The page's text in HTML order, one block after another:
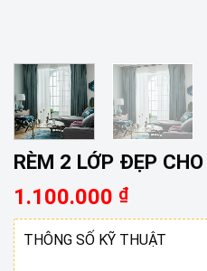
RÈM 2 LỚP ĐẸP
1.100.000 ₫
THÔNG SỐ KỸ THUẬT